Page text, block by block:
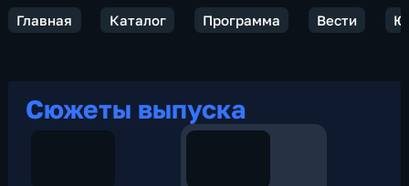
Главная Каталог Программа Вести
Сюжеты выпуска